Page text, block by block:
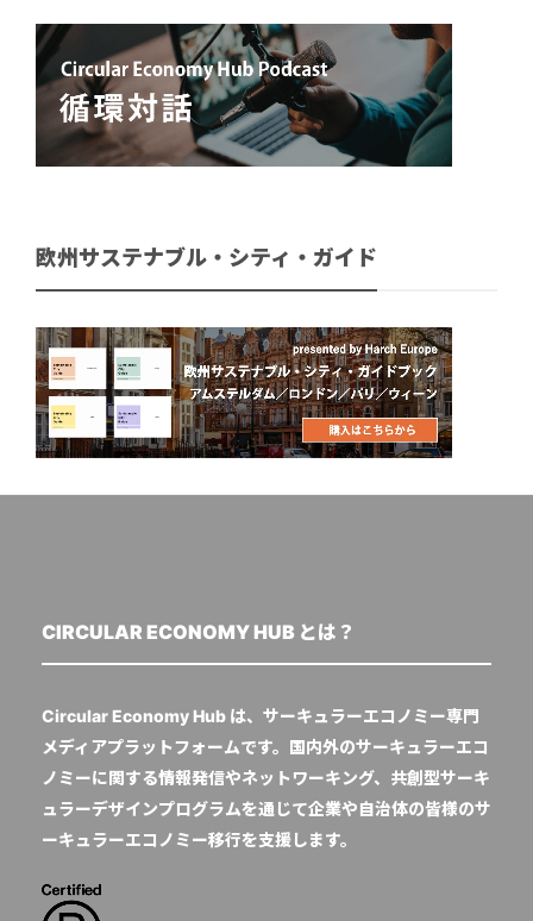
欧州サステナブル・シティ・ガイド
CIRCULAR ECONOMY HUB とは？
Circular Economy Hub は、サーキュラーエコノミー専門
メディアプラットフォームです。国内外のサーキュラーエコ
ノミーに関する情報発信やネットワーキング、共創型サーキ
ュラーデザインプログラムを通じて企業や自治体の皆様のサ
ーキュラーエコノミー移行を支援します。